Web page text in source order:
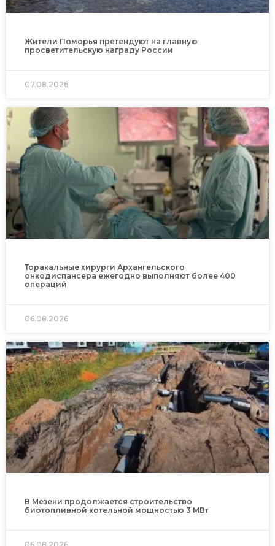
Жители Поморья претендуют на главную
просветительскую награду России
07.08.2026
Торакальные хирурги Архангельского
онкодиспансера ежегодно выполняют более 400
операций
06.08.2026
В Мезени продолжается строительство
биотопливной котельной мощностью 3 МВт